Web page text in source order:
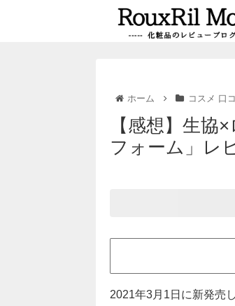
ホーム コスメ 口
【感想】生協
フォーム」レ
2021年3月1日に新発売